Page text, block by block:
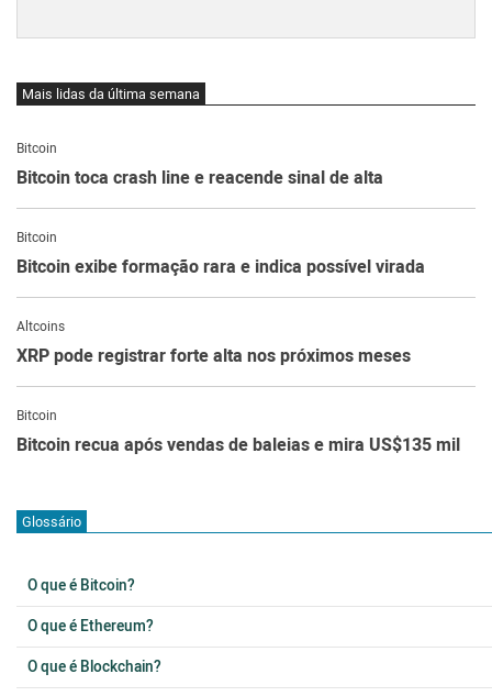
Mais lidas da última semana
Bitcoin
Bitcoin toca crash line e reacende sinal de alta
Bitcoin
Bitcoin exibe formação rara e indica possível virada
Altcoins
XRP pode registrar forte alta nos próximos meses
Bitcoin
Bitcoin recua após vendas de baleias e mira US$135 mil
Glossário
O que é Bitcoin?
O que é Ethereum?
O que é Blockchain?